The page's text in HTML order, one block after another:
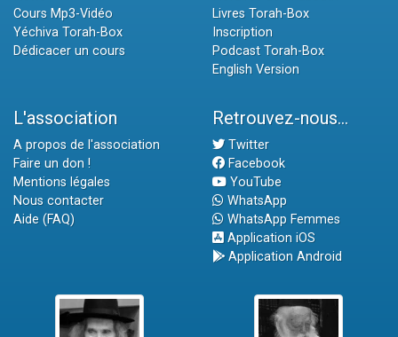
Cours Mp3-Vidéo
Yéchiva Torah-Box
Dédicacer un cours
Livres Torah-Box
Inscription
Podcast Torah-Box
English Version
L'association
A propos de l'association
Faire un don !
Mentions légales
Nous contacter
Aide (FAQ)
Retrouvez-nous...
Twitter
Facebook
YouTube
WhatsApp
WhatsApp Femmes
Application iOS
Application Android